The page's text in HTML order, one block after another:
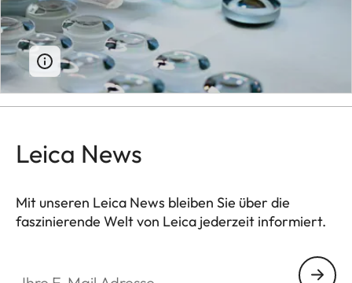
Leica News
Mit unseren Leica News bleiben Sie über die
faszinierende Welt von Leica jederzeit informiert.